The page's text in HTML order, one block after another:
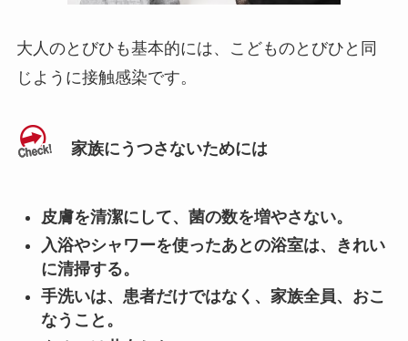
大人のとびひも基本的には、こどものとびひと同
じように接触感染です。
家族にうつさないためには
皮膚を清潔にして、菌の数を増やさない。
入浴やシャワーを使ったあとの浴室は、きれい
に清掃する。
手洗いは、患者だけではなく、家族全員、おこ
なうこと。